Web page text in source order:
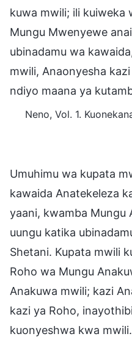
kuwa mwili; ili kuiweka
Mungu Mwenyewe
ubinadamu wa
mwili, Anaonyesha
ndiyo maana ya
Neno, Vol. 1.
Umuhimu wa kupata
kawaida Anatekeleza
yaani, kwamba Mungu
uungu katika
Shetani. Kupata mwili
Roho wa Mungu
Anakuwa mwili; kazi
kazi ya Roho,
kuonyeshwa kwa